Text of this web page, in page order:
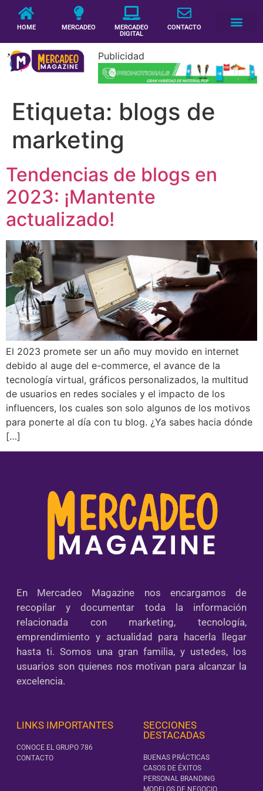
HOME MERCADEO
MERCADEO
DIGITAL
CONTACTO
Publicidad
Etiqueta: blogs de
marketing
Tendencias de blogs en
2023: ¡Mantente
actualizado!
El 2023 promete ser un año muy movido en internet
debido al auge del e-commerce, el avance de la
tecnología virtual, gráficos personalizados, la multitud
de usuarios en redes sociales y el impacto de los
influencers, los cuales son solo algunos de los motivos
para ponerte al día con tu blog. ¿Ya sabes hacia dónde
[…]
En Mercadeo Magazine nos encargamos de
recopilar y documentar toda la información
relacionada con marketing, tecnología,
emprendimiento y actualidad para hacerla llegar
hasta ti. Somos una gran familia, y ustedes, los
usuarios son quienes nos motivan para alcanzar la
excelencia.
LINKS IMPORTANTES
CONOCE EL GRUPO 786
CONTACTO
SECCIONES
DESTACADAS
BUENAS PRÁCTICAS
CASOS DE ÉXITOS
PERSONAL BRANDING